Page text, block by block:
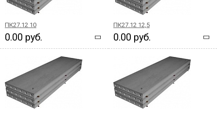
ПК27.12 10
0.00 руб.
ПК27.12 12,5
0.00 руб.